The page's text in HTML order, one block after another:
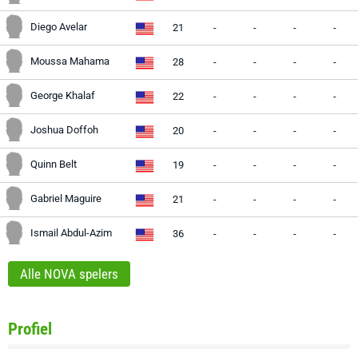
Diego Avelar 21 - - - -
Moussa Mahama 28 - - - -
George Khalaf 22 - - - -
Joshua Doffoh 20 - - - -
Quinn Belt 19 - - - -
Gabriel Maguire 21 - - - -
Ismail Abdul-Azim 36 - - - -
Alle NOVA spelers
Profiel